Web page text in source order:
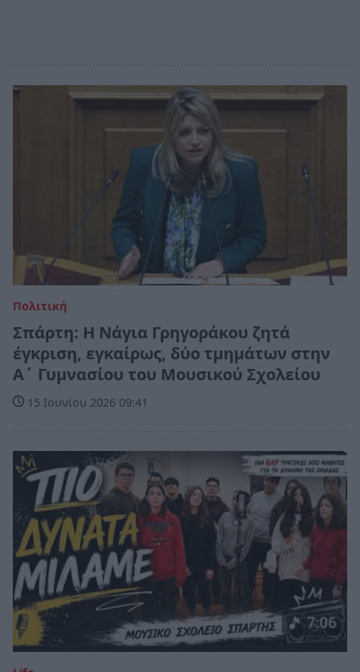
Πολιτική
Σπάρτη: Η Νάγια Γρηγοράκου ζητά
έγκριση, εγκαίρως, δύο τμημάτων στην
Α΄ Γυμνασίου του Μουσικού Σχολείου
15 Ιουνίου 2026 09:41